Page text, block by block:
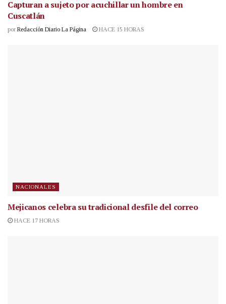
Capturan a sujeto por acuchillar un hombre en
Cuscatlán
por Redacción Diario La Página HACE 15 HORAS
NACIONALES
Mejicanos celebra su tradicional desfile del correo
HACE 17 HORAS